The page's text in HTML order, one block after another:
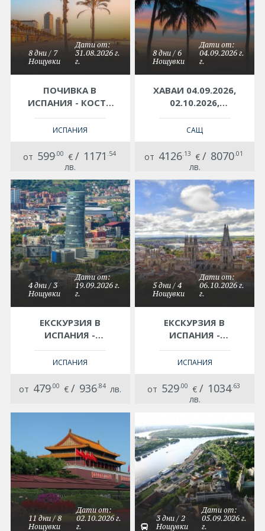
8 дни / 7
Нощувки
Дати от:
31.08.2026 г.
г.
ПОЧИВКА В
ИСПАНИЯ - КОСТА
БРАВА, 7 FB, ХОТЕЛ
3* – СЪС САМОЛЕТ
И ОБСЛУЖВАНЕ НА
БЪЛГАРСКИ ЕЗИК!
ГАРАНТИРАНИ
МЕСТА!
ИСПАНИЯ
от 599.00 € / 1171 .54
лв.
8 дни / 6
Нощувки
Дати от:
04.09.2026 г.
г.
ХАВАИ 04.09.2026,
02.10.2026,
31.05.2027,
25.06.2027,
01.10.2027
САЩ
от 4126.13 €/ 8070.01
лв.
4 дни / 3
Нощувки
Дати от:
19.09.2026 г.
г.
ЕКСКУРЗИЯ В
ИСПАНИЯ -
САНТАНДЕР -
КУЛТУРА, ИСТОРИЯ
И СТИЛ!
ИСПАНИЯ
от 479.00 €/ 936.84 лв.
5 дни / 4
Нощувки
Дати от:
06.10.2026 г.
г.
ЕКСКУРЗИЯ В
ИСПАНИЯ -
КРАСОТАТА НА
БИСКАЙСКИЯ
ЗАЛИВ
ИСПАНИЯ
от 529.00 €/ 1034.63
лв.
11 дни / 8
Нощувки
Дати от:
02.10.2026 г.
г.
3 дни / 2
Нощувки
Дати от:
05.09.2026 г.
г.